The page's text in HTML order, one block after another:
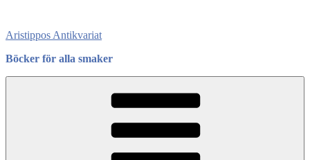
content
Aristippos Antikvariat
Böcker för alla smaker